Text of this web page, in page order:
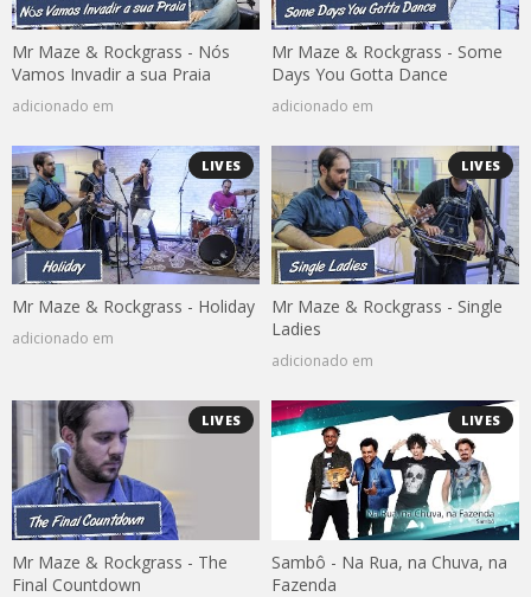
Mr Maze & Rockgrass - Nós
Vamos Invadir a sua Praia
adicionado em
Mr Maze & Rockgrass - Some
Days You Gotta Dance
adicionado em
LIVES
Mr Maze & Rockgrass - Holiday
adicionado em
LIVES
Mr Maze & Rockgrass - Single
Ladies
adicionado em
LIVES
Mr Maze & Rockgrass - The
Final Countdown
LIVES
Sambô - Na Rua, na Chuva, na
Fazenda